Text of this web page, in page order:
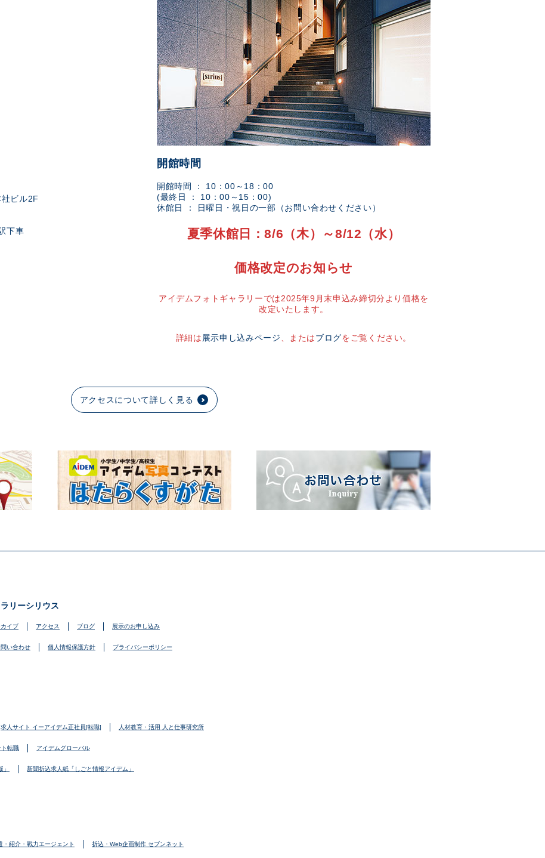
ビル2F
下車
開館時間
開館時間 ： 10：00～18：00
(最終日 ： 10：00～15：00)
休館日 ： 日曜日・祝日の一部（お問い合わせください）
夏季休館日：8/6（木）～8/12（水）
価格改定のお知らせ
アイデムフォトギャラリーでは2025年9月末申込み締切分より価格を
改定いたします。
詳細は 展示申し込みページ 、またはブログをご覧ください。
アクセスについて詳しく見る
リーシリウス
イブ アクセス ブログ 展示のお申し込み
問い合わせ 個人情報保護方針 プライバシーポリシー
求人サイト イーアイデム正社員[転職] 人材教育・活用 人と仕事研究所
ト転職 アイデムグローバル
新聞折込求人紙「しごと情報アイデム」
・紹介・戦力エージェント 折込・Web企画制作 セブンネット